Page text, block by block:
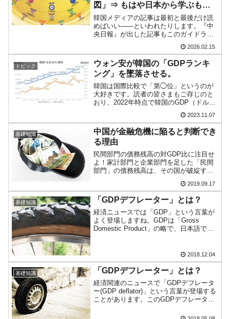
『Money1』
韓国･李在明「青年層の雇用状況が悪い。せ
や、若者に起業させよう」⇒ どんな雇用対策だソレ。
【韓国の外貨準備】2026年07月は4,279億ド
『Money1』
韓国「ここは北朝鮮なのか。選管がサーバー
にウソのデータを入力したのは明白だ」
『Money1』
韓国･李在明さっそく不動産対策で浅薄な発
『Money1』
韓国は「中国と同じく」投資に不適格な国
だ。
『Money1』
『韓国銀行』が「金の保有量を増やします」
⇒「金を経由するドル入手」手段ではないのか？
『Money1』
韓国･外為取引量「1日当たり1,214.4億ドル」
まで拡大 ⇒ 海外資金の動きに強く左右される状態
『Money1』
韓国･帰ってきた李在明。李在明を支持しな
い「50.5％」に上昇
『Money1』
韓国大統領府ボンクラ政策室長が告発された
⇒ 国家が行った恐るべき株価操作であり、空前の国政壟断
『Money1』
韓国･警察職員が「丸刈りになって抗議活
動」
『Money1』
中国だけが鉄鋼輸出を異常増加させる ⇒ 中
図」⇒ もはや日本から学ぶもの
はない……ではなかったのか。
韓国メディアの記事は最初と最後だけ読
めばいい――といわれたりします。『中
央日報』が出した記事もこのガイドライ
02月08日(日)に投開票だった衆議院議員
選挙によって、『自由民主党』（自民
党）は高市早苗さ...
2026.02.15
トピック
ウォン安が韓国の「GDPランキ
ング」を墜落させる。
韓国は国際比較で「第◯位」というのが
大好きです。読者の皆さまもご存じのと
おり、2022年時点で韓国のGDP（ドル建
て）は世界第13位に転落しました。これ
まで第10位が定位置だったのですが、
2022年には3ランクも落ちたのです。
2005～20...
2023.11.07
基礎知識
中国が金融危機に陥ると判断でき
る理由
民間部門の債務残高の対GDP比に注目せ
よ！家計部門と企業部門を足した「民間
部門」の債務残高は、その国が破綻する
は、債務の急拡大は経済にとって大きな
マイナスの効果をもたらし、景気減速す
るのみならず、金融危機を...
2019.09.17
基礎知識 「GDPデフレーター」とは？
経済ニュースでは「GDP」という言葉が
よく登場しますね。GDPは「Gross
Domestic Product」の略で、日本語では
された付加価値の総額」と説明されま
す。...
2018.12.04
基礎知識 「GDPデフレーター」とは？
経済関連のニュースで「GDPデフレータ
ー(GDP deflator)」という言葉が登場する
ことがあります。このGDPデフレーター
「deflator(デフレーター)」という英単語